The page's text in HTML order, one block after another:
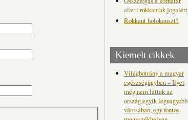
alatti rokkantak jogaiért
Rokkant holokauszt?
Kiemelt cikkek
Világbotrány a magyar
egészségügyben – Ilyet
még nem láttak az
ország egyik legnagyobb
városában, egy fontos